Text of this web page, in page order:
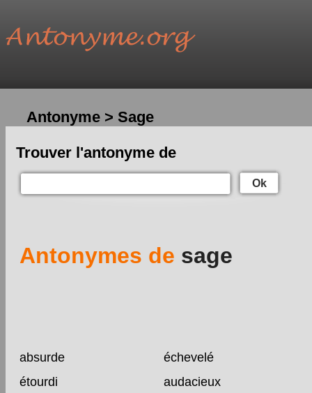
Antonyme > Sage
Trouver l'antonyme de
Ok
Antonymes de sage
absurde
échevelé
étourdi
audacieux